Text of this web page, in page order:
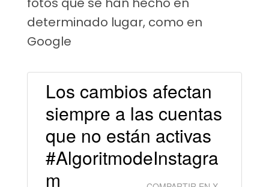
determinado lugar, como en
Google
Los cambios afectan
siempre a las cuentas
que no están activas
#AlgoritmodeInstagra
m